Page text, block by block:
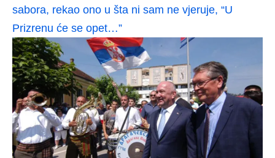
sabora, rekao ono u šta ni sam ne vjeruje, “U
Prizrenu će se opet…”